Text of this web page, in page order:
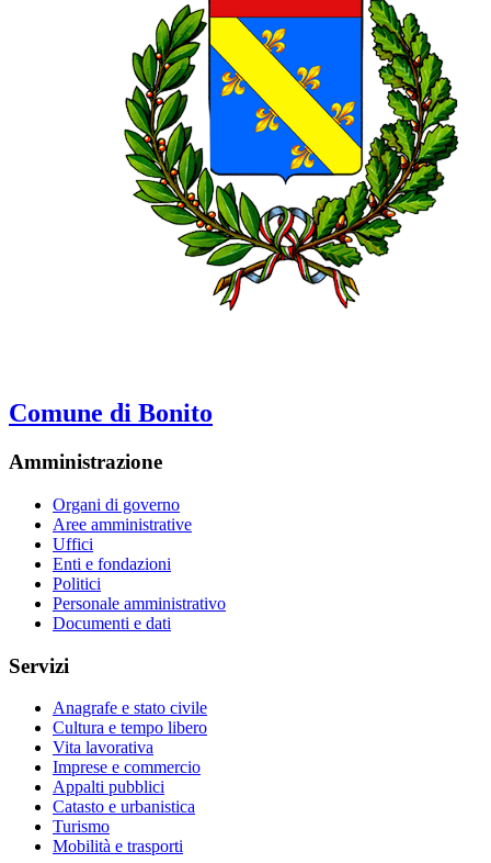
Comune di Bonito
Amministrazione
Organi di governo
Aree amministrative
Uffici
Enti e fondazioni
Politici
Personale amministrativo
Documenti e dati
Servizi
Anagrafe e stato civile
Cultura e tempo libero
Vita lavorativa
Imprese e commercio
Appalti pubblici
Catasto e urbanistica
Turismo
Mobilità e trasporti